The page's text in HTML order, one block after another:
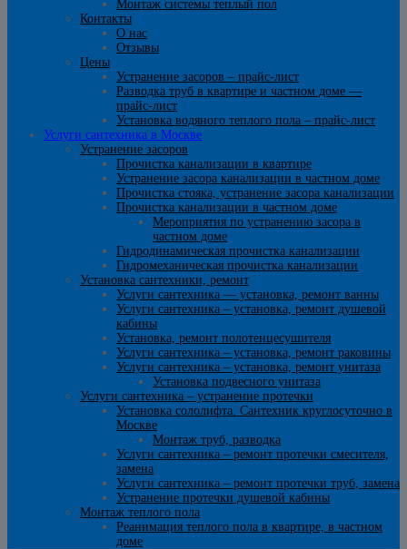
Монтаж системы теплый пол
Контакты
О нас
Отзывы
Цены
Устранение засоров – прайс-лист
Разводка труб в квартире и частном доме —
прайс-лист
Установка водяного теплого пола – прайс-лист
Услуги сантехника в Москве
Устранение засоров
Прочистка канализации в квартире
Устранение засора канализации в частном доме
Прочистка стояка, устранение засора канализации
Прочистка канализации в частном доме
Мероприятия по устранению засора в
частном доме
Гидродинамическая прочистка канализации
Гидромеханическая прочистка канализации
Установка сантехники, ремонт
Услуги сантехника — установка, ремонт ванны
Услуги сантехника – установка, ремонт душевой
кабины
Установка, ремонт полотенцесушителя
Услуги сантехника – установка, ремонт раковины
Услуги сантехника – установка, ремонт унитаза
Установка подвесного унитаза
Услуги сантехника – устранение протечки
Установка сололифта. Сантехник круглосуточно в
Москве
Монтаж труб, разводка
Услуги сантехника – ремонт протечки смесителя,
замена
Услуги сантехника – ремонт протечки труб, замена
Устранение протечки душевой кабины
Монтаж теплого пола
Реанимация теплого пола в квартире, в частном
доме